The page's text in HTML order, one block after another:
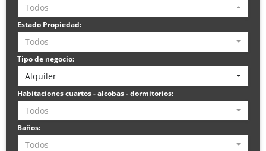
Todos
Estado Propiedad:
Todos
Tipo de negocio:
Alquiler
Habitaciones cuartos - alcobas - dormitorios:
Todos
Baños:
Todos